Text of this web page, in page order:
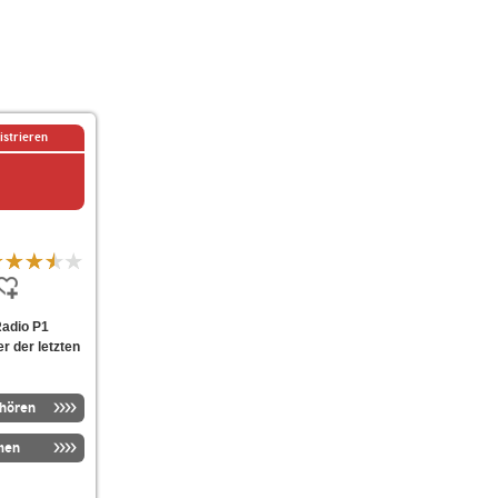
P1
der letzten